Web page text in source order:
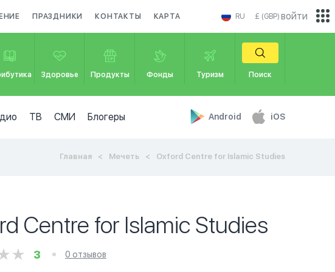
ПРАЗДНИКИ КОНТАКТЫ КАРТА RU £ (GBP)
Здоровье Продукты Фонды Туризм Поиск
ТВ СМИ Блогеры Android iOS
войти
Главная Мечеть Oxford Centre for Islamic Studies
Centre for Islamic Studies
3 0 отзывов